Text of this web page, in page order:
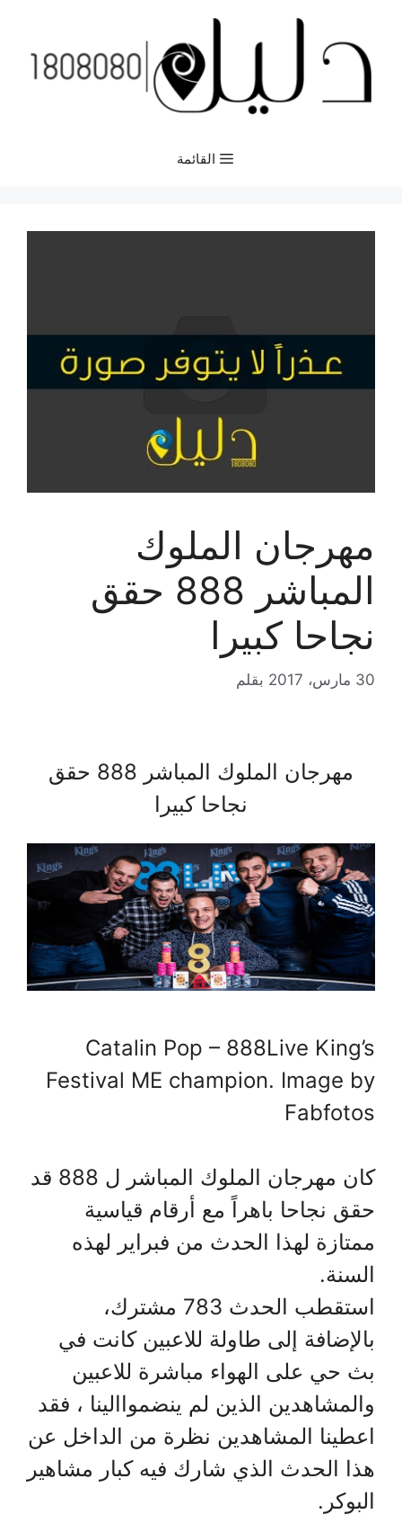
المحتوى
القائمة
مهرجان الملوك
المباشر 888 حقق
نجاحا كبيرا
30 مارس، 2017 بقلم
مهرجان الملوك المباشر 888 حقق
نجاحا كبيرا
Catalin Pop – 888Live King’s
Festival ME champion. Image by
Fabfotos
كان مهرجان الملوك المباشر ل 888 قد
حقق نجاحا باهراً مع أرقام قياسية
ممتازة لهذا الحدث من فبراير لهذه
السنة.
استقطب الحدث 783 مشترك،
بالإضافة إلى طاولة للاعبين كانت في
بث حي على الهواء مباشرة للاعبين
والمشاهدين الذين لم ينضمواالينا ، فقد
اعطينا المشاهدين نظرة من الداخل عن
هذا الحدث الذي شارك فيه كبار مشاهير
البوكر.